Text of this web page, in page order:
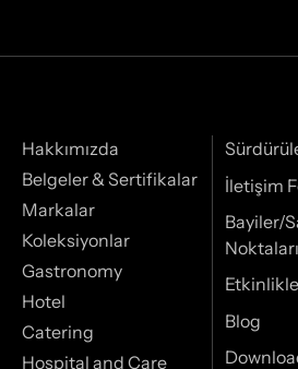
Hakkımızda
Belgeler & Sertifikalar
Markalar
Koleksiyonlar
Gastronomy
Hotel
Catering
Hospital and Care
İletişim
Bayiler/
Noktaları
Blog